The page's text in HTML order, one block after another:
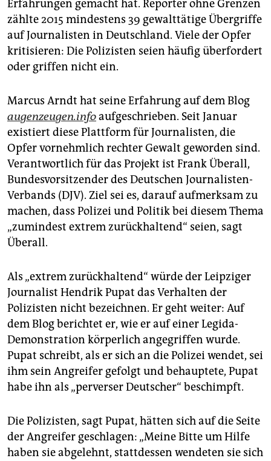
Erfahrungen gemacht hat. Reporter ohne Grenzen
zählte 2015 mindestens 39 gewalttätige Übergriffe
auf Journalisten in Deutschland. Viele der Opfer
kritisieren: Die Polizisten seien häufig überfordert
oder griffen nicht ein.
Marcus Arndt hat seine Erfahrung auf dem Blog
augenzeugen.infoaufgeschrieben. Seit Januar
existiert diese Plattform für Journalisten, die
Opfer vornehmlich rechter Gewalt geworden sind.
Verantwortlich für das Projekt ist Frank Überall,
Bundesvorsitzender des Deutschen Journalisten-
Verbands (DJV). Ziel sei es, darauf aufmerksam zu
machen, dass Polizei und Politik bei diesem Thema
„zumindest extrem zurückhaltend“ seien, sagt
Überall.
Als „extrem zurückhaltend“ würde der Leipziger
Journalist Hendrik Pupat das Verhalten der
Polizisten nicht bezeichnen. Er geht weiter: Auf
dem Blog berichtet er, wie er auf einer Legida-
Demonstration körperlich angegriffen wurde.
Pupat schreibt, als er sich an die Polizei wendet, sei
ihm sein Angreifer gefolgt und behauptete, Pupat
habe ihn als „perverser Deutscher“ beschimpft.
Die Polizisten, sagt Pupat, hätten sich auf die Seite
der Angreifer geschlagen: „Meine Bitte um Hilfe
haben sie abgelehnt, stattdessen wendeten sie sich